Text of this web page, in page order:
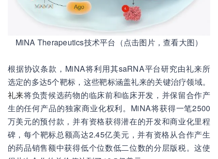
MiNA Therapeutics技术平台（点击图片，查看大图）
根据协议条款，MiNA将利用其saRNA平台研究由礼来所
选定的多达5个靶标，这些靶标涵盖礼来的关键治疗领域。
礼来将负责候选药物的临床前和临床开发，并保留合作产
生的任何产品的独家商业化权利。MiNA将获得一笔2500
万美元的预付款，并有资格获得潜在的开发和商业化里程
碑，每个靶标总额高达2.45亿美元，并有资格从合作产生
的药品销售额中获得低个位数低二位数的分层版税。这使